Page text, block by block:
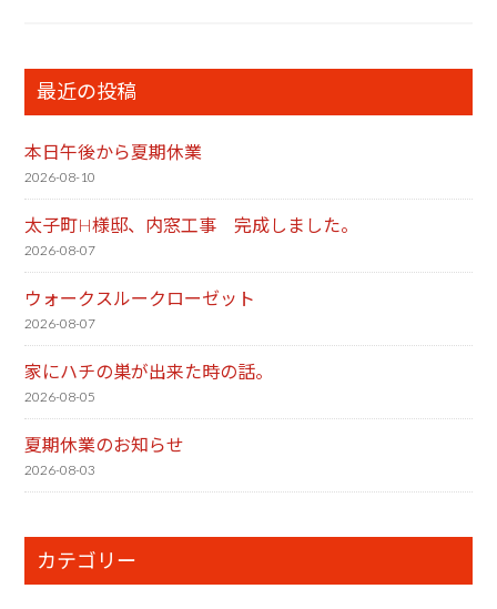
最近の投稿
本日午後から夏期休業
2026-08-10
太子町H様邸、内窓工事 完成しました。
2026-08-07
ウォークスルークローゼット
2026-08-07
家にハチの巣が出来た時の話。
2026-08-05
夏期休業のお知らせ
2026-08-03
カテゴリー